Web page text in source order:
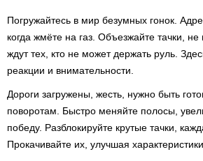
Погружайтесь в мир безумных гонок.
когда жмёте на газ. Объезжайте тачки,
ждут тех, кто не может держать руль.
реакции и внимательности.
Дороги загружены, жесть, нужно быть
поворотам. Быстро меняйте полосы,
победу. Разблокируйте крутые тачки,
Прокачивайте их, улучшая